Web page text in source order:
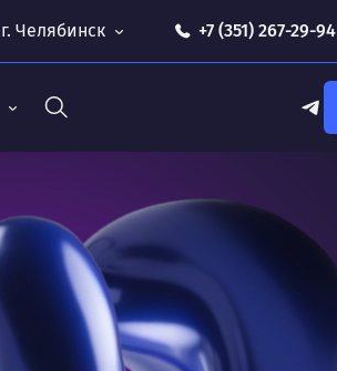
г. Челябинск +7 (351) 267-29-94